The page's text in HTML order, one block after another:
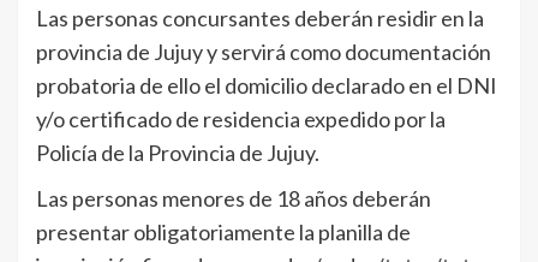
Las personas concursantes deberán residir en la
provincia de Jujuy y servirá como documentación
probatoria de ello el domicilio declarado en el DNI
y/o certificado de residencia expedido por la
Policía de la Provincia de Jujuy.
Las personas menores de 18 años deberán
presentar obligatoriamente la planilla de